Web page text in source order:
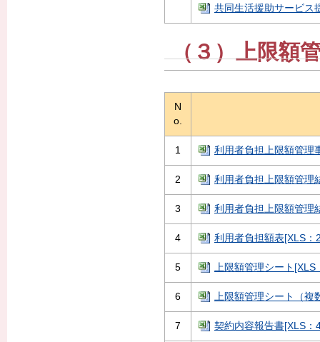
共同生活援助サービス
（３）上限額
N
o.
1 利用者負担上限額管理
2 利用者負担上限額管理
3 利用者負担上限額管理
4 利用者負担額表[XLS：
5 上限額管理シート[XLS
6 上限額管理シート（複
7 契約内容報告書[XLS：